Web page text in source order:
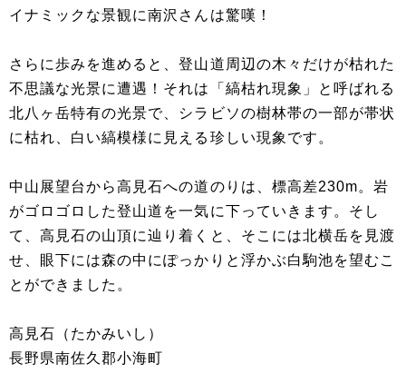
イナミックな景観に南沢さんは驚嘆！
さらに歩みを進めると、登山道周辺の木々だけが枯れた
不思議な光景に遭遇！それは「縞枯れ現象」と呼ばれる
北八ヶ岳特有の光景で、シラビソの樹林帯の一部が帯状
に枯れ、白い縞模様に見える珍しい現象です。
中山展望台から高見石への道のりは、標高差230m。岩
がゴロゴロした登山道を一気に下っていきます。そし
て、高見石の山頂に辿り着くと、そこには北横岳を見渡
せ、眼下には森の中にぽっかりと浮かぶ白駒池を望むこ
とができました。
高見石（たかみいし）
長野県南佐久郡小海町